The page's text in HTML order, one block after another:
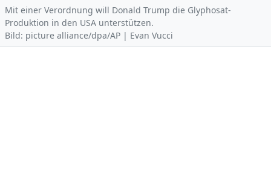
Mit einer Verordnung will Donald Trump die Glyphosat-
Produktion in den USA unterstützen.
Bild: picture alliance/dpa/AP | Evan Vucci